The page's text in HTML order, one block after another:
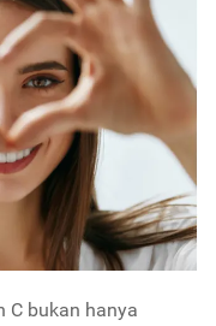
C bukan hanya